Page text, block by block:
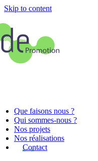
Skip to content
Que faisons nous ?
Qui sommes-nous ?
Nos projets
Nos réalisations
Contact